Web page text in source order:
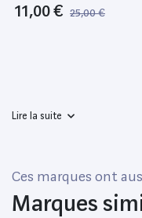
11,00 € 25,00 €
Lire la suite
Ces marques ont
Marques